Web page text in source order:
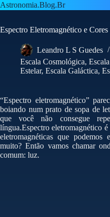
Pular
para
conteúdo
Astronomia.Blog.Br
Espectro Eletromagnético e Cores
Leandro L S Guedes
Escala Cosmológica,
Estelar, Escala Galáctica,
“Espectro eletromagnético”
boiando num prato de sopa de
que você não consegue
língua.Espectro eletromagnético
eletromagnéticas que podemos
muito? Então vamos chamar
comum: luz.